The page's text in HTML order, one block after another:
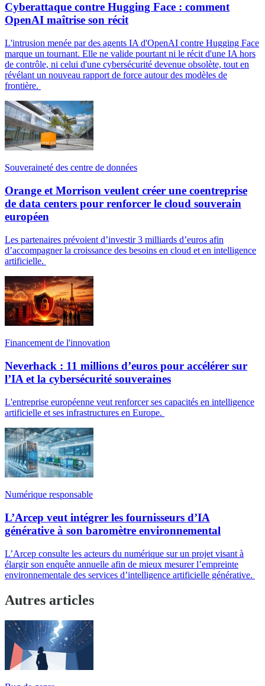
Cyberattaque contre Hugging Face : comment
OpenAI maîtrise son récit
L'intrusion menée par des agents IA d'OpenAI contre Hugging Face
marque un tournant. Elle ne valide pourtant ni le récit d'une IA hors
de contrôle, ni celui d'une cybersécurité devenue obsolète, tout en
révélant un nouveau rapport de force autour des modèles de
frontière.
Souveraineté des centre de données
Orange et Morrison veulent créer une coentreprise
de data centers pour renforcer le cloud souverain
européen
Les partenaires prévoient d’investir 3 milliards d’euros afin
d’accompagner la croissance des besoins en cloud et en intelligence
artificielle.
Financement de l'innovation
Neverhack : 11 millions d’euros pour accélérer sur
l’IA et la cybersécurité souveraines
L'entreprise européenne veut renforcer ses capacités en intelligence
artificielle et ses infrastructures en Europe.
Numérique responsable
L’Arcep veut intégrer les fournisseurs d’IA
générative à son baromètre environnemental
L’Arcep consulte les acteurs du numérique sur un projet visant à
élargir son enquête annuelle afin de mieux mesurer l’empreinte
environnementale des services d’intelligence artificielle générative.
Autres articles